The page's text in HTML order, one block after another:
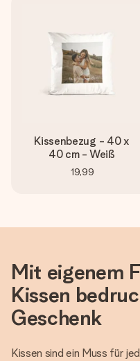
Kissenbezug - 40 x
40 cm - Weiß
19,99
Mit eigenem
Kissen
Geschenk
Kissen sind ein Muss für